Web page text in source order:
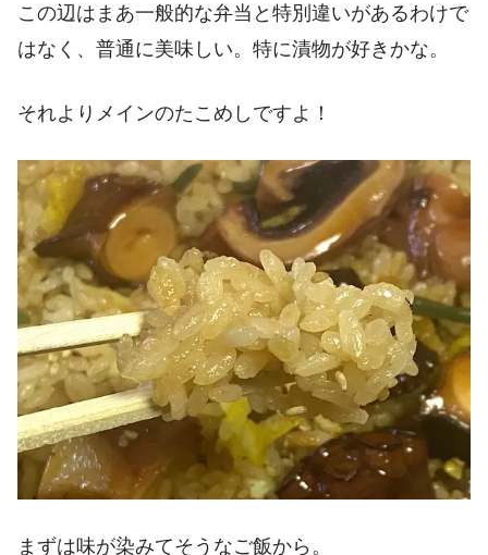
この辺はまあ一般的な弁当と特別違いがあるわけで
はなく、普通に美味しい。特に漬物が好きかな。
それよりメインのたこめしですよ！
まずは味が染みてそうなご飯から。